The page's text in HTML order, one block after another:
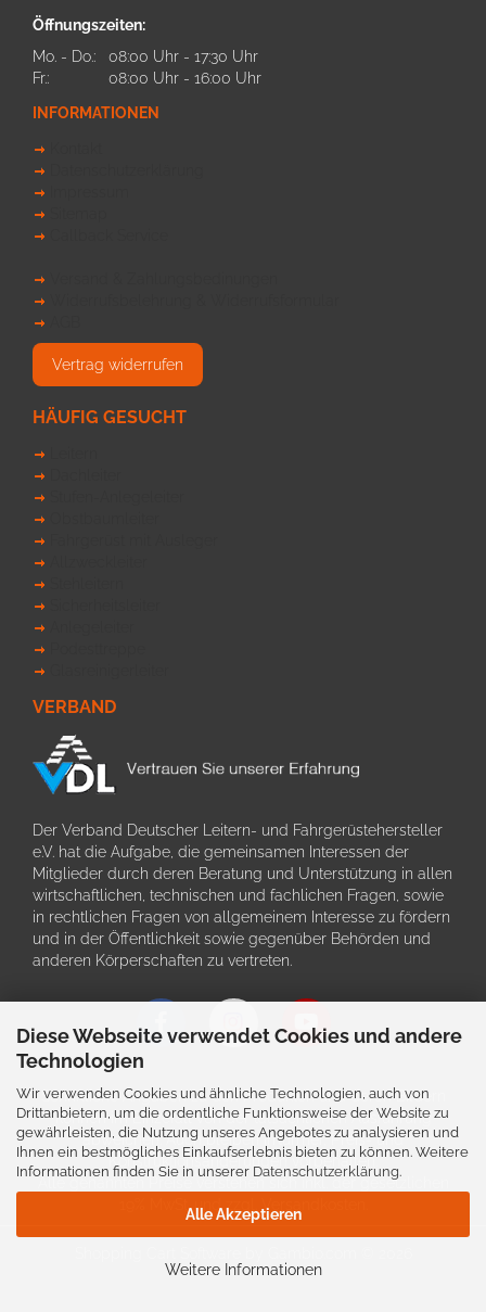
Diese Webseite verwendet Cookies und andere
Technologien
Wir verwenden Cookies und ähnliche Technologien, auch von
Drittanbietern, um die ordentliche Funktionsweise der Website zu
gewährleisten, die Nutzung unseres Angebotes zu analysieren und
Ihnen ein bestmögliches Einkaufserlebnis bieten zu können. Weitere
Informationen finden Sie in unserer Datenschutzerklärung.
Alle Akzeptieren
Weitere Informationen
Öffnungszeiten:
Mo. - Do.:
08:00 Uhr - 17:30 Uhr
Fr.:
08:00 Uhr - 16:00 Uhr
INFORMATIONEN
Vertrag widerrufen
HÄUFIG GESUCHT
VERBAND
Der Verband Deutscher Leitern- und Fahrgerüstehersteller
e.V. hat die Aufgabe, die gemeinsamen Interessen der
Mitglieder durch deren Beratung und Unterstützung in allen
wirtschaftlichen, technischen und fachlichen Fragen, sowie
in rechtlichen Fragen von allgemeinem Interesse zu fördern
und in der Öffentlichkeit sowie gegenüber Behörden und
anderen Körperschaften zu vertreten.
Schriftliche Angaben zu den Produkten und deren Bildern
können im Einzefall von der tatsächlichen Ausführung
abweichen. Auch bleiben Irrtürmer, Preis- und
Konstruktionsänderungen vorbehalten.
Alle genannten Preise verstehen sich inkl. der gesetzlichen
19% MwSt. und zzgl. Versandkosten.